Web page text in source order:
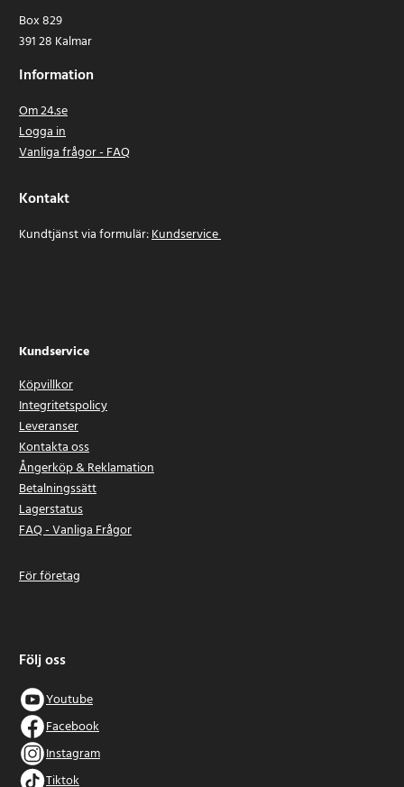
Box 829
391 28 Kalmar
Information
Om 24.se
Logga in
Vanliga frågor - FAQ
Kontakt
Kundtjänst via formulär:Kundservice
Kundservice
Köpvillkor
Integritetspolicy
Leveranser
Kontakta oss
Ångerköp & Reklamation
Betalningssätt
Lagerstatus
FAQ - Vanliga Frågor
För företag
Följ oss
Youtube
Facebook
Instagram
Tiktok